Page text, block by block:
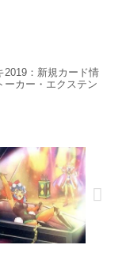
2019：新規カード情
ーカー・エクステン